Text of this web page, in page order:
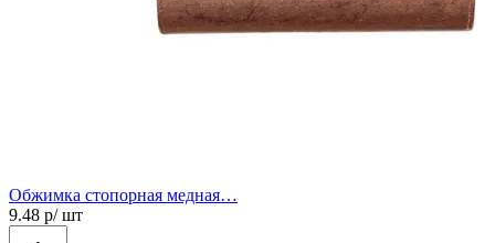
Обжимка стопорная медная…
9.48 р/ шт